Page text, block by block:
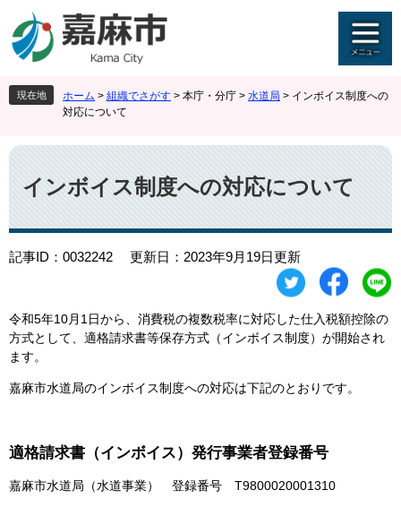
ジ
先
頭
。
ュ
を
飛
て
本
文
へ
現在地 ホーム > 組織でさがす > 本庁・分庁 > 水道局 > インボイス制度への
対応について
本
文
インボイス制度への対応について
記事ID：0032242 更新日：2023年9月19日更新
​令和5年10月1日から、消費税の複数税率に対応した仕入税額控除の
方式として、適格請求書等保存方式（インボイス制度）が開始され
ます。
嘉麻市水道局のインボイス制度への対応は下記のとおりです。
適格請求書（インボイス）発行事業者登録番号
嘉麻市水道局（水道事業） 登録番号 T9800020001310